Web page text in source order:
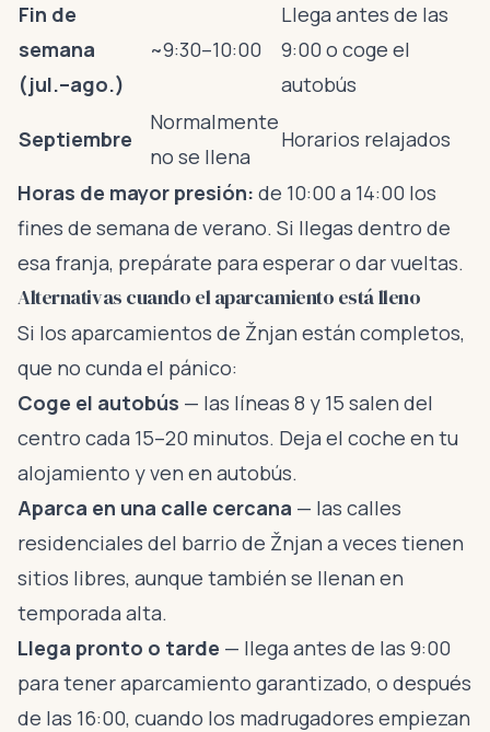
Fin de
semana
(jul.–ago.)
~9:30–10:00
Llega antes de las
9:00 o coge el
autobús
Septiembre
Normalmente
no se llena
Horarios relajados
Horas de mayor presión: de 10:00 a 14:00 los
fines de semana de verano. Si llegas dentro de
esa franja, prepárate para esperar o dar vueltas.
Alternativas cuando el aparcamiento está lleno
Si los aparcamientos de Žnjan están completos,
que no cunda el pánico:
Coge el autobús — las líneas 8 y 15 salen del
centro cada 15–20 minutos. Deja el coche en tu
alojamiento y ven en autobús.
Aparca en una calle cercana — las calles
residenciales del barrio de Žnjan a veces tienen
sitios libres, aunque también se llenan en
temporada alta.
Llega pronto o tarde — llega antes de las 9:00
para tener aparcamiento garantizado, o después
de las 16:00, cuando los madrugadores empiezan